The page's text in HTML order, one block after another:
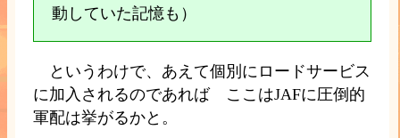
動していた記憶も）
というわけで、あえて個別にロードサービス
に加入されるのであれば ここはJAFに圧倒的
軍配は挙がるかと。